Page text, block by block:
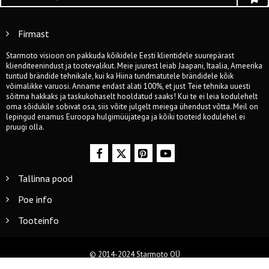
Firmast
Starmoto visioon on pakkuda kõikidele Eesti klientidele suurepärast
klienditeenindust ja tootevalikut. Meie juurest leiab Jaapani, Itaalia, Ameerika
tuntud brändide tehnikale, kui ka Hiina tundmatutele brändidele kõik
võimalikke varuosi. Anname endast alati 100%, et just Teie tehnika uuesti
sõitma hakkaks ja taskukohaselt hooldatud saaks! Kui te ei leia kodulehelt
oma sõidukile sobivat osa, siis võite julgelt meiega ühendust võtta. Meil on
lepingud enamus Euroopa hulgimüüjatega ja kõiki tooteid kodulehel ei
pruugi olla.
Tallinna pood
Poe info
Tooteinfo
© 2014-2024 Starmoto OÜ